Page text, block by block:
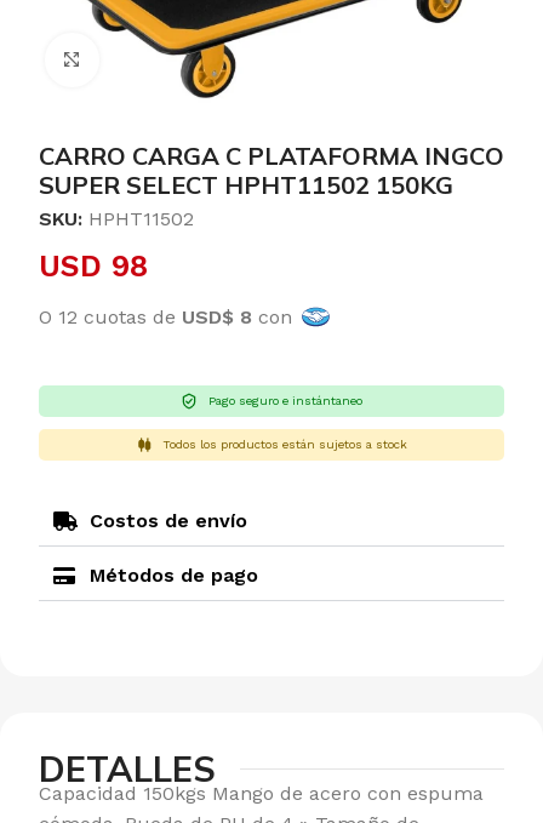
Clic para ampliar
CARRO CARGA C PLATAFORMA INGCO
SUPER SELECT HPHT11502 150KG
SKU: HPHT11502
USD 98
O 12 cuotas de USD$ 8 con
Pago seguro e instántaneo
Todos los productos están sujetos a stock
Costos de envío
Métodos de pago
DETALLES
Capacidad 150kgs Mango de acero con espuma